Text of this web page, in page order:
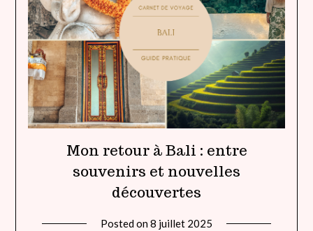
Mon retour à Bali : entre
souvenirs et nouvelles
découvertes
Posted on8 juillet 2025